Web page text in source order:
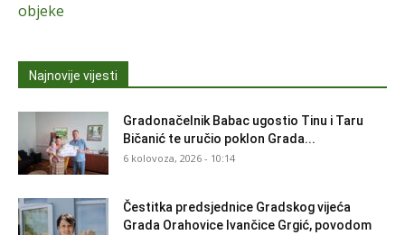
objeke
Najnovije vijesti
Gradonačelnik Babac ugostio Tinu i Taru
Bičanić te uručio poklon Grada...
6 kolovoza, 2026 - 10:14
Čestitka predsjednice Gradskog vijeća
Grada Orahovice Ivančice Grgić, povodom